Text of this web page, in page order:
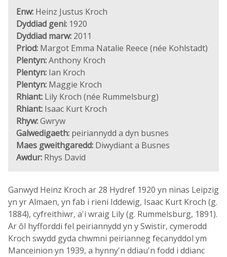
Enw: Heinz Justus Kroch
Dyddiad geni: 1920
Dyddiad marw: 2011
Priod: Margot Emma Natalie Reece (née Kohlstadt)
Plentyn:Anthony Kroch
Plentyn: Ian Kroch
Plentyn: Maggie Kroch
Rhiant: Lily Kroch (née Rummelsburg)
Rhiant: Isaac Kurt Kroch
Rhyw:Gwryw
Galwedigaeth: peiriannydd a dyn busnes
Maes gweithgaredd: Diwydiant a Busnes
Awdur: Rhys David
Ganwyd Heinz Kroch ar 28 Hydref 1920 yn ninas Leipzig
yn yr Almaen, yn fab i rieni Iddewig, Isaac Kurt Kroch (g.
1884), cyfreithiwr, a'i wraig Lily (g. Rummelsburg, 1891).
Ar ôl hyfforddi fel peiriannydd yn y Swistir, cymerodd
Kroch swydd gyda chwmni peirianneg fecanyddol ym
Manceinion yn 1939, a hynny'n ddiau'n fodd i ddianc